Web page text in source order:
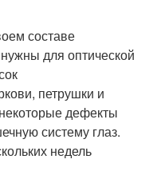
составе
для оптической
петрушки и
дефекты
систему глаз.
недель